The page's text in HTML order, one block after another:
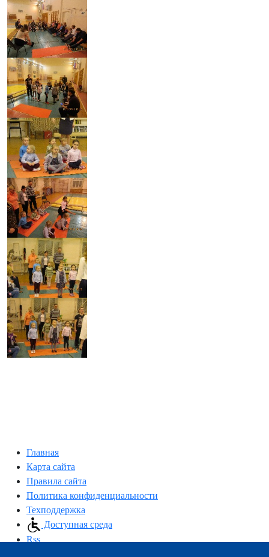
Главная
Карта сайта
Правила сайта
Политика конфиденциальности
Техподдержка
Доступная среда
Rss